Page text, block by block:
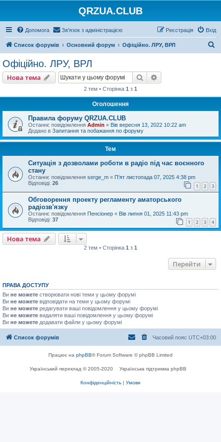
QRZUA.CLUB
Допомога Зв'язок з адміністрацією Вхід
Реєстрація
Список форумів Основний форум Офіційно. ЛРУ, ВРЛ
Офіційно. ЛРУ, ВРЛ
Нова тема Пошук
2 тем • Сторінка 1 з 1
Оголошення
Правила форуму QRZUA.CLUB
Останнє повідомлення Admin « Вів вересня 13, 2022 10:22 am
Додано в Запитання та побажання по форуму
Тем
Ситуація з дозволами роботи в радіо під час воєнного
стану
Останнє повідомлення serge_m « П'ят листопада 07, 2025 4:38 pm
Відповіді: 26 1 2 3
Обговорення проекту регламенту аматорського
радіозв'язку
Останнє повідомлення Пенсіонер « Вів липня 01, 2025 11:43 pm
Відповіді: 37 1 2 3 4
Нова тема
2 тем • Сторінка 1 з 1
Перейти
ПРАВА ДОСТУПУ
Ви не можете створювати нові теми у цьому форумі
Ви не можете відповідати на теми у цьому форумі
Ви не можете редагувати ваші повідомлення у цьому форумі
Ви не можете видаляти ваші повідомлення у цьому форумі
Ви не можете додавати файли у цьому форумі
Список форумів Часовий пояс UTC+03:00
Працює на phpBB® Forum Software © phpBB Limited
Український переклад © 2005-2020 Українська підтримка phpBB
Конфіденційність | Умови